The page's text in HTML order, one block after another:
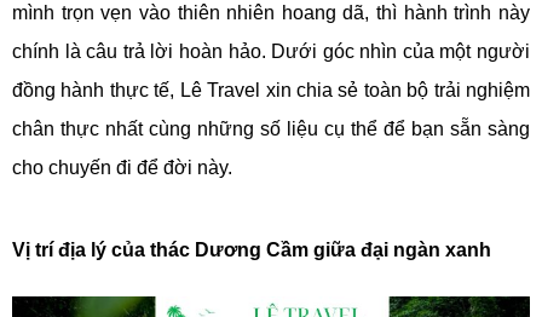
mình trọn vẹn vào thiên nhiên hoang dã, thì hành trình này
chính là câu trả lời hoàn hảo. Dưới góc nhìn của một người
đồng hành thực tế, Lê Travel xin chia sẻ toàn bộ trải nghiệm
chân thực nhất cùng những số liệu cụ thể để bạn sẵn sàng
cho chuyến đi để đời này.
Vị trí địa lý của thác Dương Cầm giữa đại ngàn xanh